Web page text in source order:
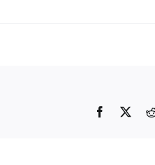
Facebook